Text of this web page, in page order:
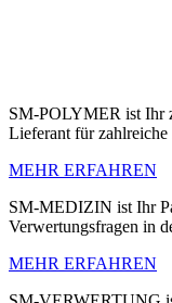
SM-POLYMER ist Ihr
Lieferant für
MEHR ERFAHREN
SM-MEDIZIN ist Ihr
Verwertungsfragen in
MEHR ERFAHREN